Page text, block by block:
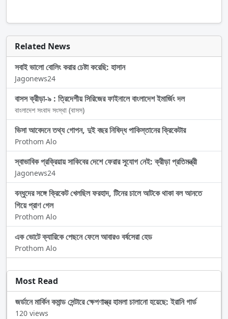
Related News
সবাই ভালো বোলিং করার চেষ্টা করেছি: হাসান
Jagonews24
বাসস ক্রীড়া-৯ : ত্রিদেশীয় সিরিজের ফাইনালে বাংলাদেশ ইমার্জিং দল
বাংলাদেশ সংবাদ সংস্থা (বাসস)
ভিসা আবেদনে তথ্য গোপন, দুই বছর নিষিদ্ধ পাকিস্তানের ক্রিকেটার
Prothom Alo
স্বাভাবিক প্রক্রিয়ায় সাকিবের দেশে ফেরার সুযোগ নেই: ক্রীড়া প্রতিমন্ত্রী
Jagonews24
বন্ধুদের সঙ্গে ক্রিকেট খেলছিল ফরহাদ, টিনের চালে আটকে থাকা বল আনতে
গিয়ে প্রাণ গেল
Prothom Alo
এক ভোটে ক্যারিকে পেছনে ফেলে আবারও বর্ষসেরা হেড
Prothom Alo
Most Read
জর্ডানে মার্কিন কমান্ড সেন্টারে ক্ষেপণাস্ত্র হামলা চালানো হয়েছে: ইরানি গার্ড
120 views